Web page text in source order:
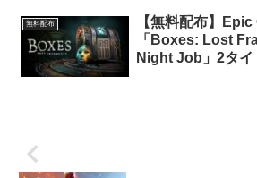
無料配布
【無料配布】
「Boxes: Lost
Night Job」2タイ